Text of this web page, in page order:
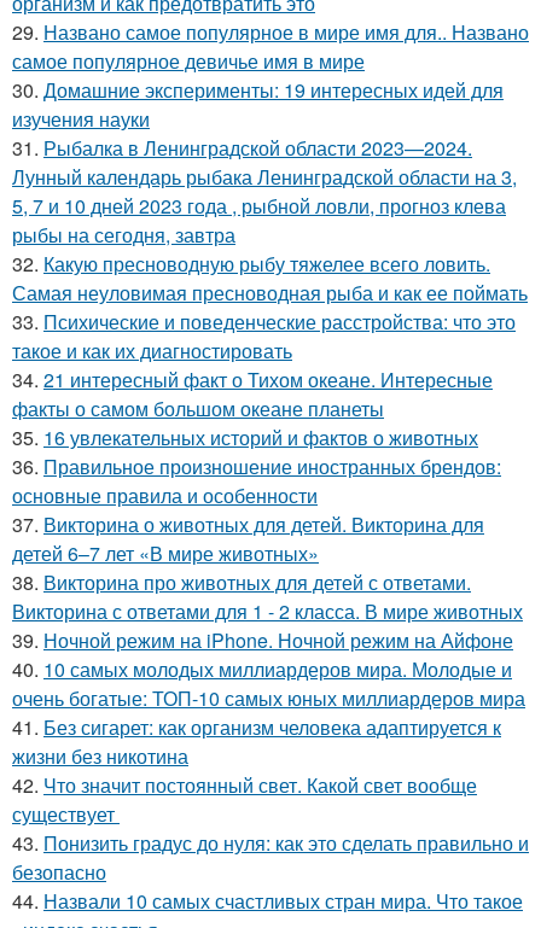
29. Названо самое популярное в мире имя для.. Названо
самое популярное девичье имя в мире
30. Домашние эксперименты: 19 интересных идей для
изучения науки
31. Рыбалка в Ленинградской области 2023—2024.
Лунный календарь рыбака Ленинградской области на 3,
5, 7 и 10 дней 2023 года , рыбной ловли, прогноз клева
рыбы на сегодня, завтра
32. Какую пресноводную рыбу тяжелее всего ловить.
Самая неуловимая пресноводная рыба и как ее поймать
33. Психические и поведенческие расстройства: что это
такое и как их диагностировать
34. 21 интересный факт о Тихом океане. Интересные
факты о самом большом океане планеты
35. 16 увлекательных историй и фактов о животных
36. Правильное произношение иностранных брендов:
основные правила и особенности
37. Викторина о животных для детей. Викторина для
детей 6–7 лет «В мире животных»
38. Викторина про животных для детей с ответами.
Викторина с ответами для 1 - 2 класса. В мире животных
39. Ночной режим на iPhone. Ночной режим на Айфоне
40. 10 самых молодых миллиардеров мира. Молодые и
очень богатые: ТОП-10 самых юных миллиардеров мира
41. Без сигарет: как организм человека адаптируется к
жизни без никотина
42. Что значит постоянный свет. Какой свет вообще
существует
43. Понизить градус до нуля: как это сделать правильно и
безопасно
44. Назвали 10 самых счастливых стран мира. Что такое